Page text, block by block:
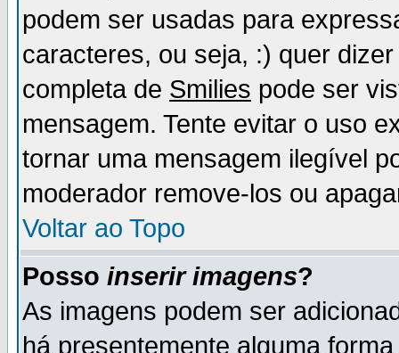
podem ser usadas para
caracteres, ou seja, :) quer
completa de Smilies pode ser
mensagem. Tente evitar o uso
tornar uma mensagem ilegível
moderador remove-los ou
Voltar ao Topo
Posso inserir imagens?
As imagens podem ser
há presentemente alguma